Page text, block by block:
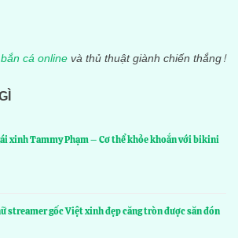
bắn cá onlinevà thủ thuật giành chiến thắng!
xinh Tammy Phạm – Cơ thể khỏe khoắn với bikini
streamer gốc Việt xinh đẹp căng tròn được săn đón